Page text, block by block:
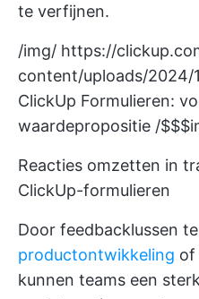
te verfijnen.
/img/ https://
content/uploads/2024/
ClickUp Formulieren:
waardepropositie /
Reacties omzetten in
ClickUp-formulieren
Door feedbacklussen
productontwikkeling of
kunnen teams een